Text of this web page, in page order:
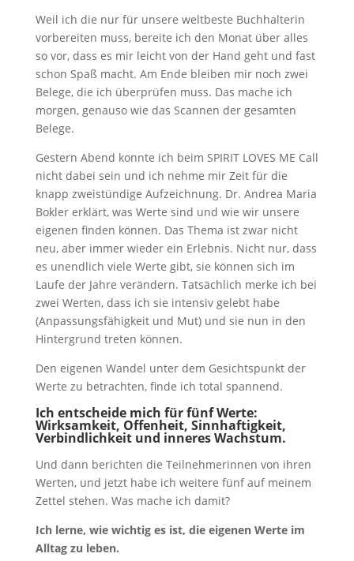
Weil ich die nur für unsere weltbeste Buchhalterin
vorbereiten muss, bereite ich den Monat über alles
so vor, dass es mir leicht von der Hand geht und fast
schon Spaß macht. Am Ende bleiben mir noch zwei
Belege, die ich überprüfen muss. Das mache ich
morgen, genauso wie das Scannen der gesamten
Belege.
Gestern Abend konnte ich beim SPIRIT LOVES ME Call
nicht dabei sein und ich nehme mir Zeit für die
knapp zweistündige Aufzeichnung. Dr. Andrea Maria
Bokler erklärt, was Werte sind und wie wir unsere
eigenen finden können. Das Thema ist zwar nicht
neu, aber immer wieder ein Erlebnis. Nicht nur, dass
es unendlich viele Werte gibt, sie können sich im
Laufe der Jahre verändern. Tatsächlich merke ich bei
zwei Werten, dass ich sie intensiv gelebt habe
(Anpassungsfähigkeit und Mut) und sie nun in den
Hintergrund treten können.
Den eigenen Wandel unter dem Gesichtspunkt der
Werte zu betrachten, finde ich total spannend.
Ich entscheide mich für fünf Werte:
Wirksamkeit, Offenheit, Sinnhaftigkeit,
Verbindlichkeit und inneres Wachstum.
Und dann berichten die Teilnehmerinnen von ihren
Werten, und jetzt habe ich weitere fünf auf meinem
Zettel stehen. Was mache ich damit?
Ich lerne, wie wichtig es ist, die eigenen Werte im
Alltag zu leben.